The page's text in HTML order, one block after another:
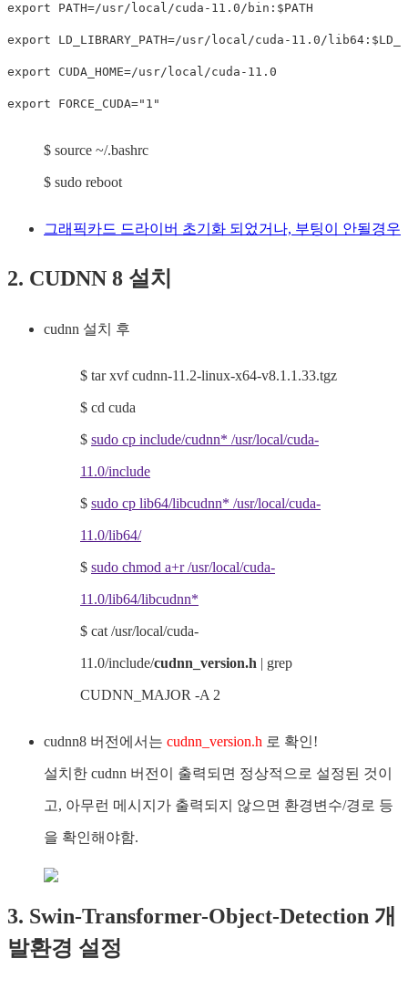
export PATH=/usr/local/cuda-11.0/bin:$PATH
export LD_LIBRARY_PATH=/usr/local/cuda-11.0/
export CUDA_HOME=/usr/local/cuda-11.0
export FORCE_CUDA="1"
$ source ~/.bashrc
$ sudo reboot
그래픽카드 드라이버 초기화 되었거나, 부팅이 안될경우
2. CUDNN 8 설치
cudnn 설치 후
$ tar xvf cudnn-11.2-linux-x64-v8.1.1.33.tgz
$ cd cuda
$ sudo cp include/cudnn* /usr/local/cuda-
11.0/include
$ sudo cp lib64/libcudnn* /usr/local/cuda-
11.0/lib64/
$ sudo chmod a+r /usr/local/cuda-
11.0/lib64/libcudnn*
$ cat /usr/local/cuda-
11.0/include/cudnn_version.h | grep
CUDNN_MAJOR -A 2
cudnn8 버전에서는 cudnn_version.h 로 확인!
설치한 cudnn 버전이 출력되면 정상적으로 설정된 것이
고, 아무런 메시지가 출력되지 않으면 환경변수/경로 등
을 확인해야함.
3. Swin-Transformer-Object-Detection 개
발환경 설정